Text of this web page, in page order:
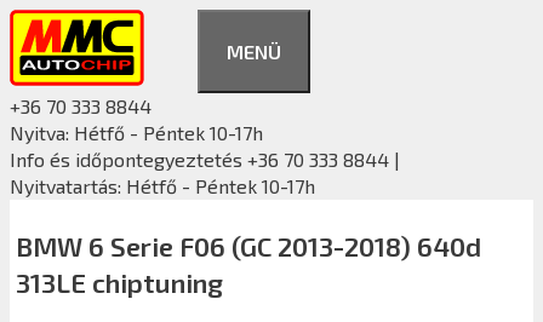
Kilépés
tartalomba
MENÜ
+36 70 333 8844
Nyitva: Hétfő - Péntek 10-17h
Info és időpontegyeztetés +36 70 333 8844 |
Nyitvatartás: Hétfő - Péntek 10-17h
BMW 6 Serie F06 (GC 2013-2018) 640d
313LE chiptuning